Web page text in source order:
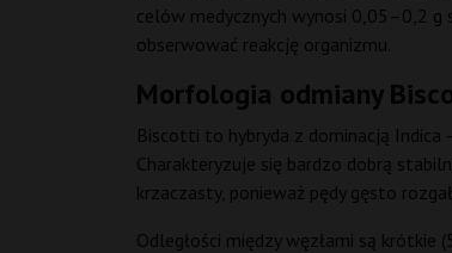
celów medycznych wynosi 0,05–0,2 g
obserwować reakcję organizmu.
Morfologia odmiany
Biscotti to hybryda z dominacją Indica
Charakteryzuje się bardzo dobrą
krzaczasty, ponieważ pędy gęsto
Odległości między węzłami są